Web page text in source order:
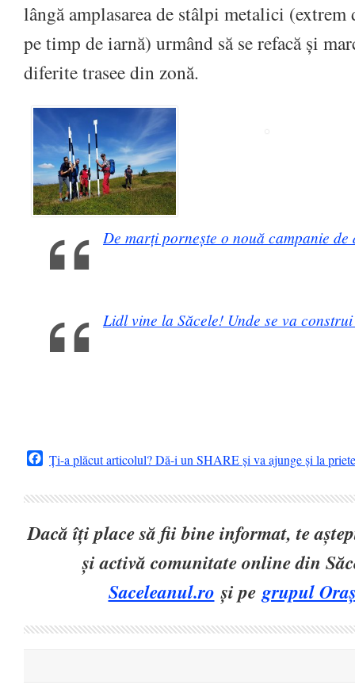
lângă amplasarea de stâlpi metalici (extrem
pe timp de iarnă) urmând să se refacă și
diferite trasee din zonă.
De marți pornește o nouă campanie de
Lidl vine la Săcele! Unde se va
Facebook
Ți-a plăcut articolul? Dă-i un SHARE și va ajunge și la
Dacă îți place să fii bine informat, te
și activă comunitate online din
Saceleanul.ro și pegrupul